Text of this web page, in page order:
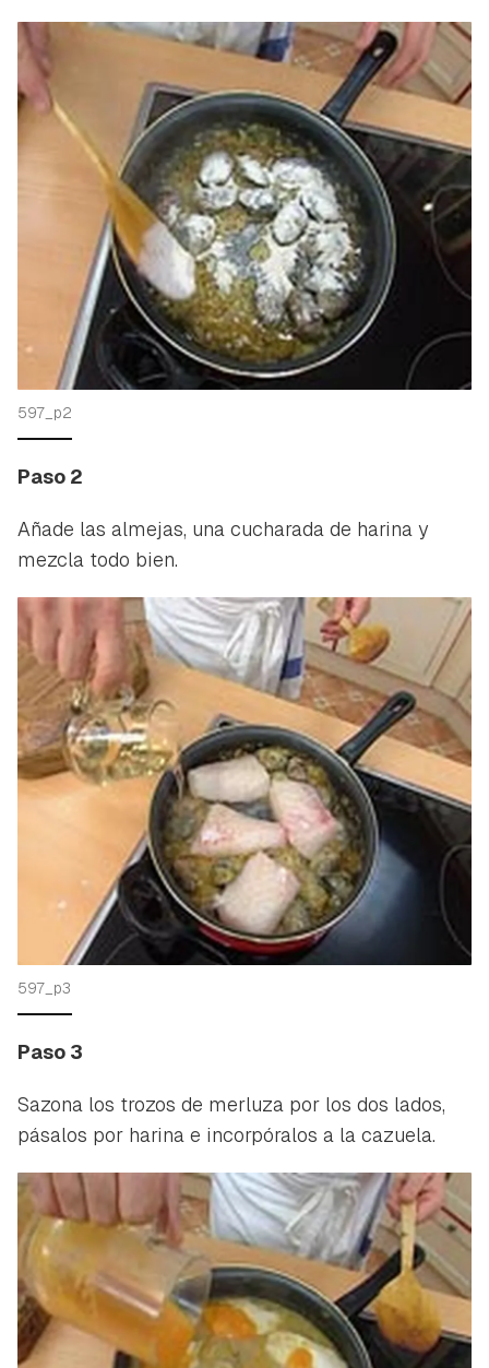
597_p2
Paso 2
Añade las almejas, una cucharada de harina y
mezcla todo bien.
597_p3
Paso 3
Sazona los trozos de merluza por los dos lados,
pásalos por harina e incorpóralos a la cazuela.